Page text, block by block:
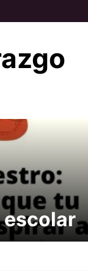
escolar